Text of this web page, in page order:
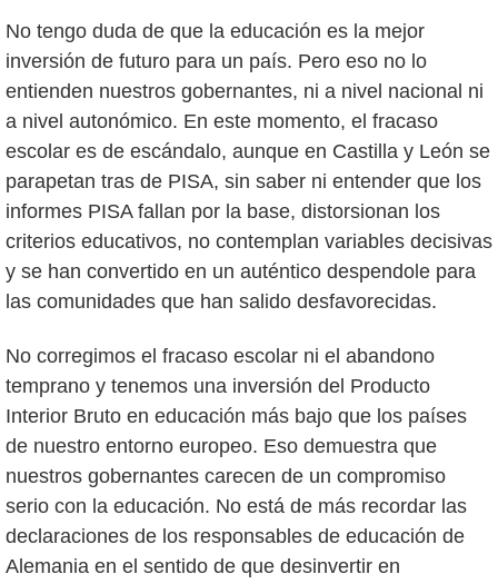
No tengo duda de que la educación es la mejor
inversión de futuro para un país. Pero eso no lo
entienden nuestros gobernantes, ni a nivel nacional ni
a nivel autonómico. En este momento, el fracaso
escolar es de escándalo, aunque en Castilla y León se
parapetan tras de PISA, sin saber ni entender que los
informes PISA fallan por la base, distorsionan los
criterios educativos, no contemplan variables decisivas
y se han convertido en un auténtico despendole para
las comunidades que han salido desfavorecidas.
No corregimos el fracaso escolar ni el abandono
temprano y tenemos una inversión del Producto
Interior Bruto en educación más bajo que los países
de nuestro entorno europeo. Eso demuestra que
nuestros gobernantes carecen de un compromiso
serio con la educación. No está de más recordar las
declaraciones de los responsables de educación de
Alemania en el sentido de que desinvertir en